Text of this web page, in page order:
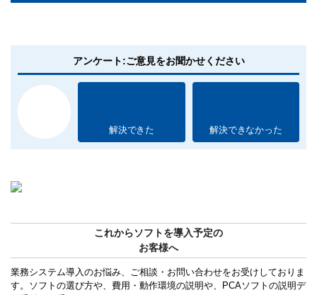
アンケート:ご意見をお聞かせください
解決できた 解決できなかった
これからソフトを導入予定の
お客様へ
業務システム導入のお悩み、ご相談・お問い合わせをお受けしておりま
す。ソフトの選び方や、費用・動作環境の説明や、PCAソフトの説明デ